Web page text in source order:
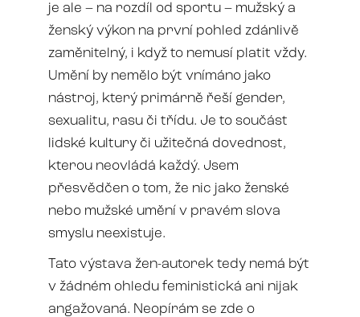
je ale – na rozdíl od sportu – mužský a
ženský výkon na první pohled zdánlivě
zaměnitelný, i když to nemusí platit vždy.
Umění by nemělo být vnímáno jako
nástroj, který primárně řeší gender,
sexualitu, rasu či třídu. Je to součást
lidské kultury či užitečná dovednost,
kterou neovládá každý. Jsem
přesvědčen o tom, že nic jako ženské
nebo mužské umění v pravém slova
smyslu neexistuje.
Tato výstava žen-autorek tedy nemá být
v žádném ohledu feministická ani nijak
angažovaná. Neopírám se zde o